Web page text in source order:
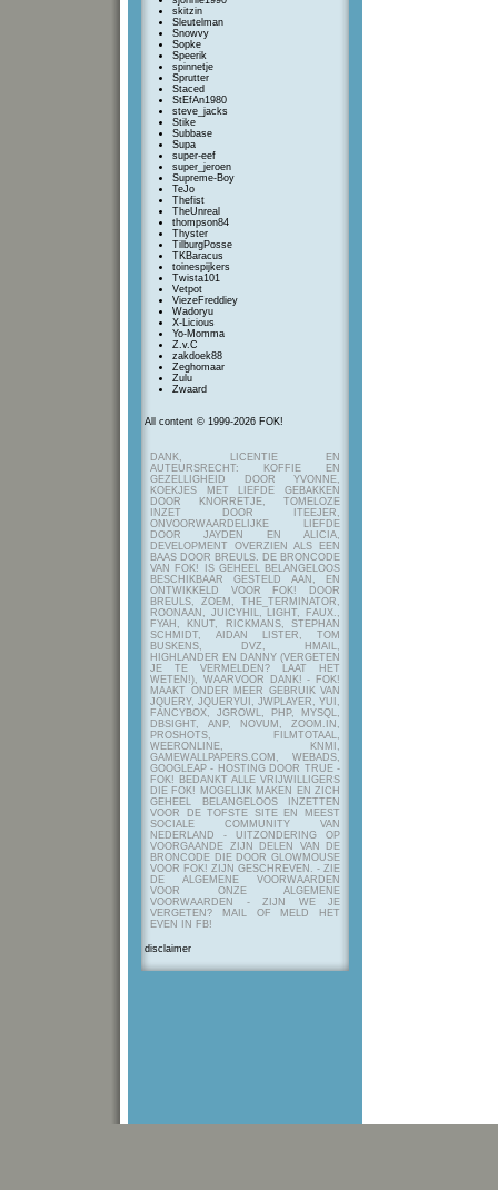
skitzin
Sleutelman
Snowvy
Sopke
Speerik
spinnetje
Sprutter
Staced
StEfAn1980
steve_jacks
Stike
Subbase
Supa
super-eef
super_jeroen
Supreme-Boy
TeJo
Thefist
TheUnreal
thompson84
Thyster
TilburgPosse
TKBaracus
toinespijkers
Twista101
Vetpot
ViezeFreddiey
Wadoryu
X-Licious
Yo-Momma
Z.v.C
zakdoek88
Zeghomaar
Zulu
Zwaard
All content © 1999-2026 FOK!
DANK, LICENTIE EN
AUTEURSRECHT: KOFFIE EN
GEZELLIGHEID DOOR YVONNE,
KOEKJES MET LIEFDE GEBAKKEN
DOOR KNORRETJE, TOMELOZE
INZET DOOR ITEEJER,
ONVOORWAARDELIJKE LIEFDE
DOOR JAYDEN EN ALICIA,
DEVELOPMENT OVERZIEN ALS EEN
BAAS DOOR BREULS. DE BRONCODE
VAN FOK! IS GEHEEL BELANGELOOS
BESCHIKBAAR GESTELD AAN, EN
ONTWIKKELD VOOR FOK! DOOR
BREULS, ZOEM, THE_TERMINATOR,
ROONAAN, JUICYHIL, LIGHT, FAUX.,
FYAH, KNUT, RICKMANS, STEPHAN
SCHMIDT, AIDAN LISTER, TOM
BUSKENS, DVZ, HMAIL,
HIGHLANDER EN DANNY (VERGETEN
JE TE VERMELDEN? LAAT HET
WETEN!), WAARVOOR DANK! - FOK!
MAAKT ONDER MEER GEBRUIK VAN
JQUERY, JQUERYUI, JWPLAYER, YUI,
FANCYBOX, JGROWL, PHP, MYSQL,
DBSIGHT, ANP, NOVUM, ZOOM.IN,
PROSHOTS, FILMTOTAAL,
WEERONLINE, KNMI,
GAMEWALLPAPERS.COM, WEBADS,
GOOGLEAP - HOSTING DOOR TRUE -
FOK! BEDANKT ALLE VRIJWILLIGERS
DIE FOK! MOGELIJK MAKEN EN ZICH
GEHEEL BELANGELOOS INZETTEN
VOOR DE TOFSTE SITE EN MEEST
SOCIALE COMMUNITY VAN
NEDERLAND - UITZONDERING OP
VOORGAANDE ZIJN DELEN VAN DE
BRONCODE DIE DOOR GLOWMOUSE
VOOR FOK! ZIJN GESCHREVEN. - ZIE
DE ALGEMENE VOORWAARDEN
VOOR ONZE ALGEMENE
VOORWAARDEN - ZIJN WE JE
VERGETEN? MAIL OF MELD HET
EVEN IN FB!
disclaimer